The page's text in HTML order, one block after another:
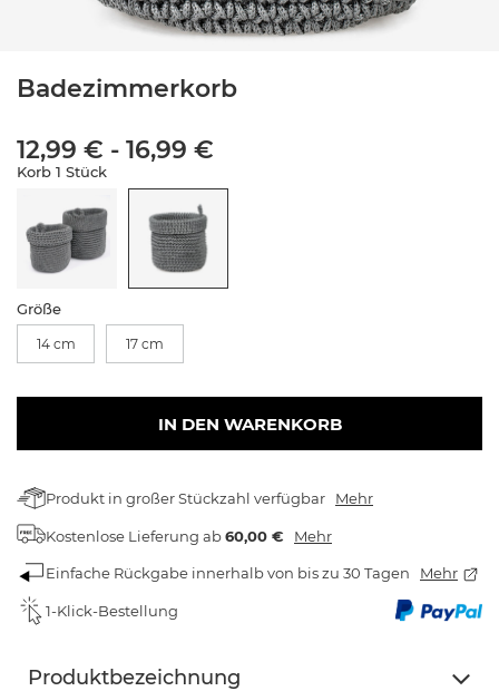
Badezimmerkorb
12,99 € - 16,99 €
Korb 1 Stück
Größe
14 cm 17 cm
IN DEN WARENKORB
Produkt in großer Stückzahl verfügbar Mehr
Kostenlose Lieferung ab60,00 € Mehr
Einfache Rückgabe innerhalb von bis zu 30 Tagen Mehr
1-Klick-Bestellung
Produktbezeichnung